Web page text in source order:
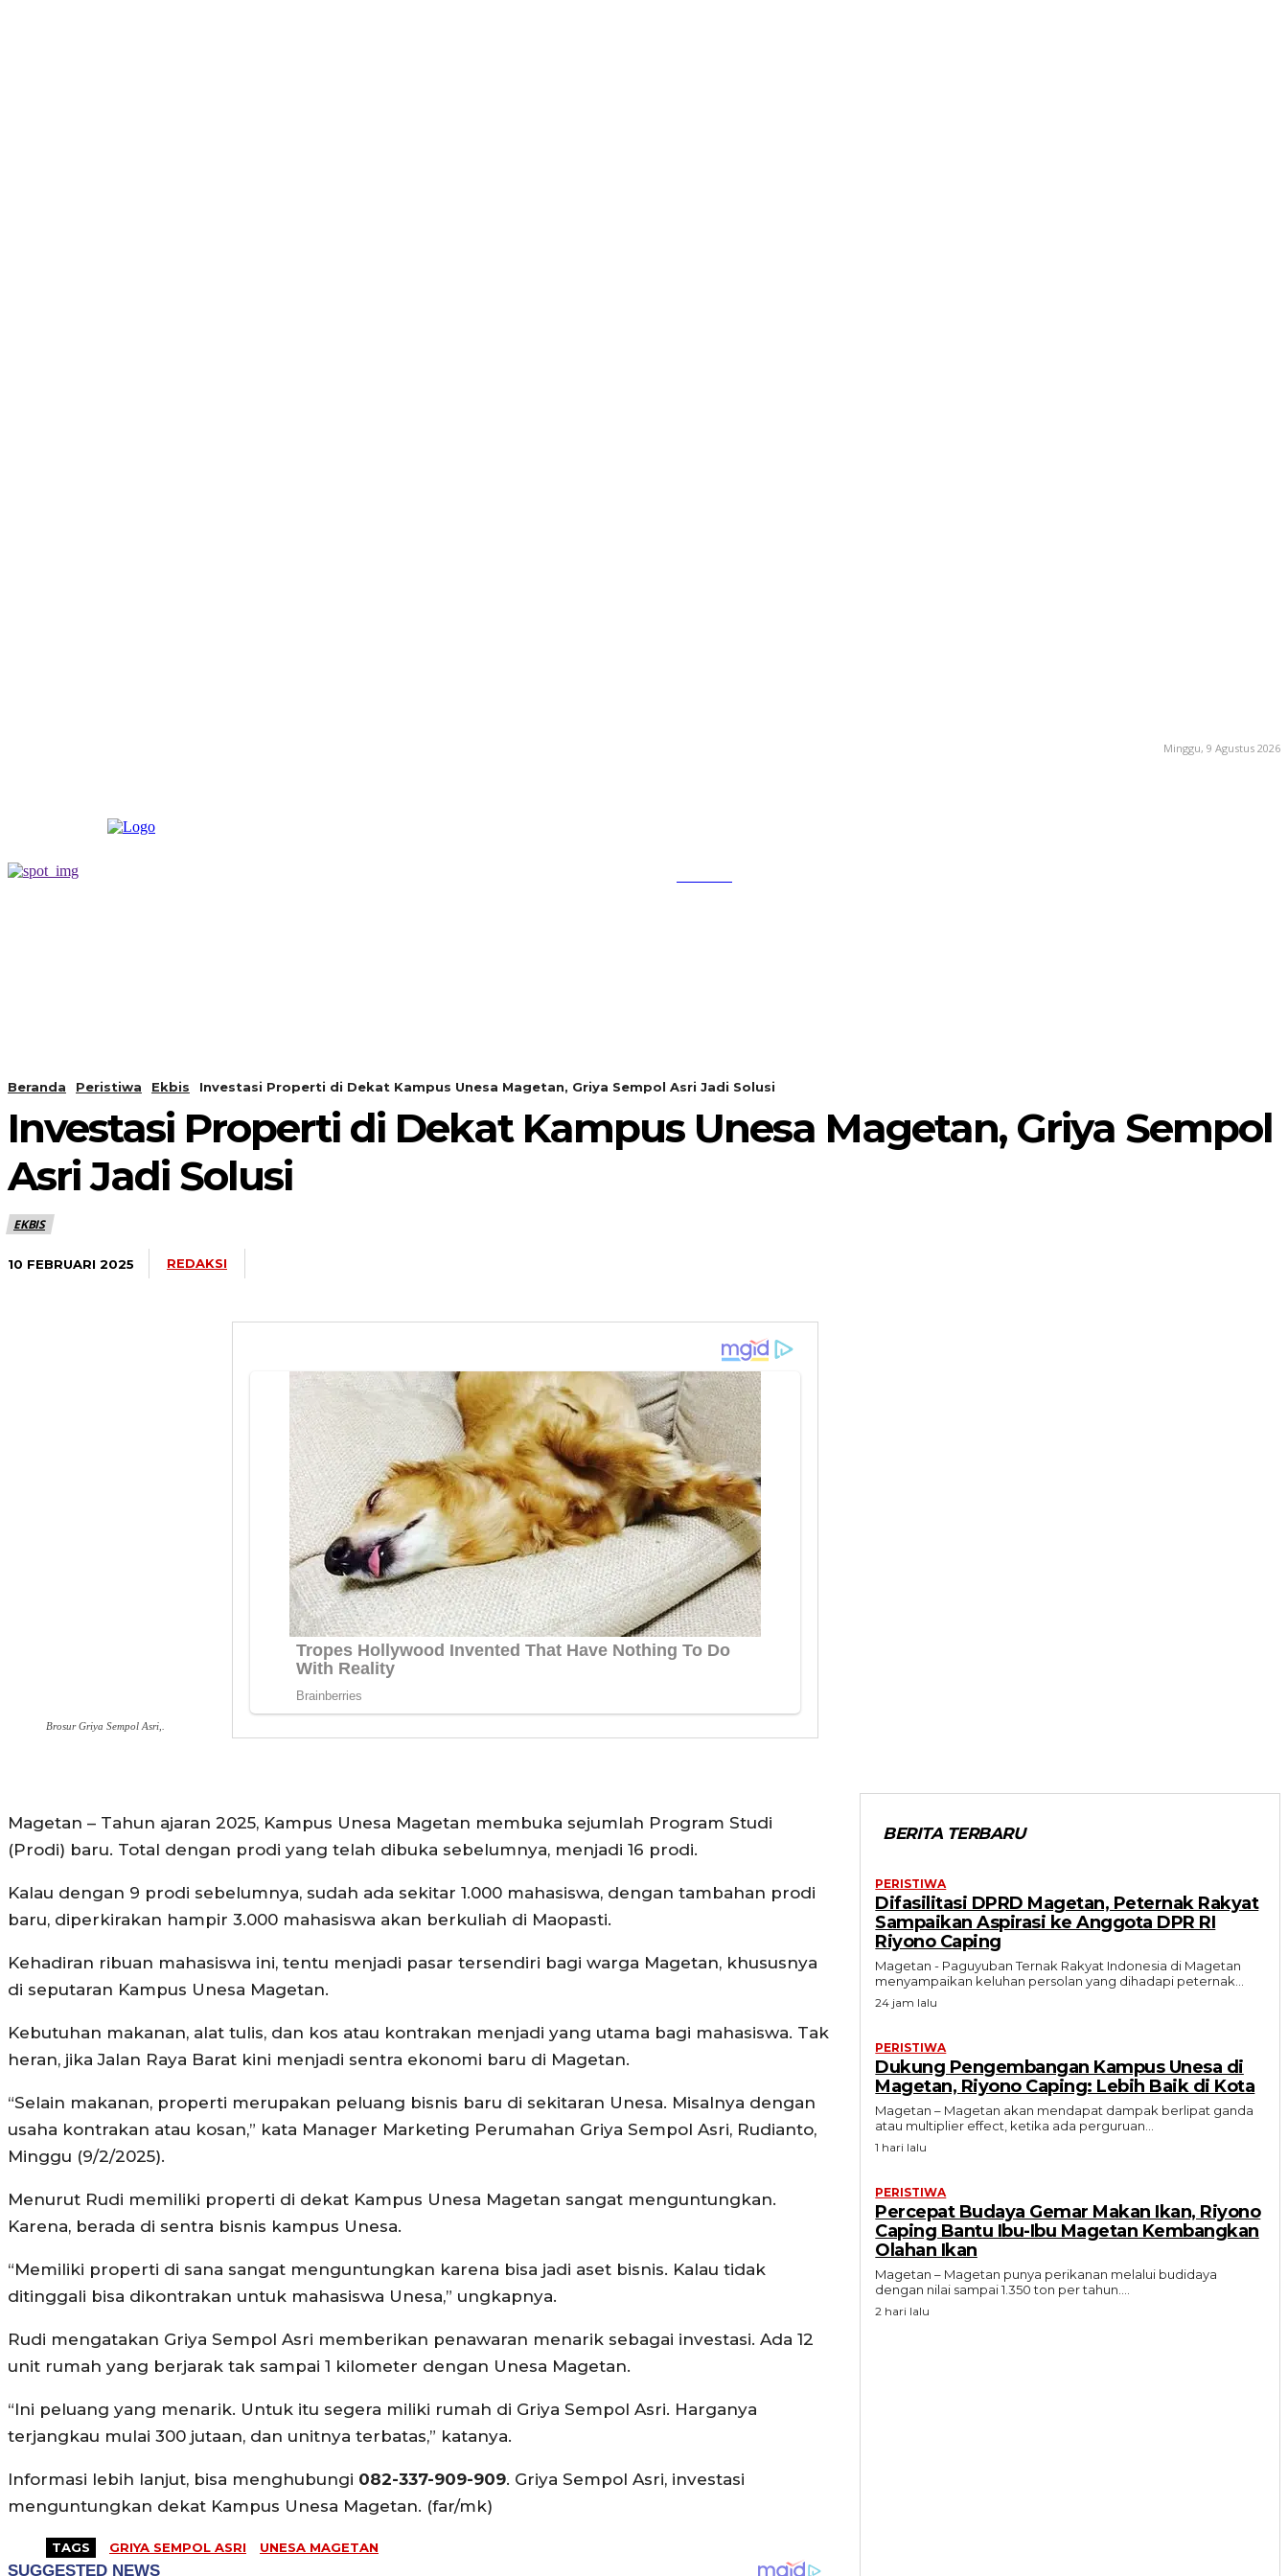
Minggu, 9 Agustus 2026
Beranda Peristiwa Ekbis Investasi Properti di Dekat Kampus Unesa Magetan, Griya Sempol Asri Jadi Solusi
Investasi Properti di Dekat Kampus Unesa Magetan, Griya Sempol
Asri Jadi Solusi
EKBIS
10 FEBRUARI 2025 REDAKSI
Brosur Griya Sempol Asri,.
Magetan – Tahun ajaran 2025, Kampus Unesa Magetan membuka sejumlah Program Studi
(Prodi) baru. Total dengan prodi yang telah dibuka sebelumnya, menjadi 16 prodi.
Kalau dengan 9 prodi sebelumnya, sudah ada sekitar 1.000 mahasiswa, dengan tambahan prodi
baru, diperkirakan hampir 3.000 mahasiswa akan berkuliah di Maopasti.
Kehadiran ribuan mahasiswa ini, tentu menjadi pasar tersendiri bagi warga Magetan, khususnya
di seputaran Kampus Unesa Magetan.
Kebutuhan makanan, alat tulis, dan kos atau kontrakan menjadi yang utama bagi mahasiswa. Tak
heran, jika Jalan Raya Barat kini menjadi sentra ekonomi baru di Magetan.
“Selain makanan, properti merupakan peluang bisnis baru di sekitaran Unesa. Misalnya dengan
usaha kontrakan atau kosan,” kata Manager Marketing Perumahan Griya Sempol Asri, Rudianto,
Minggu (9/2/2025).
Menurut Rudi memiliki properti di dekat Kampus Unesa Magetan sangat menguntungkan.
Karena, berada di sentra bisnis kampus Unesa.
“Memiliki properti di sana sangat menguntungkan karena bisa jadi aset bisnis. Kalau tidak
ditinggali bisa dikontrakan untuk mahasiswa Unesa,” ungkapnya.
Rudi mengatakan Griya Sempol Asri memberikan penawaran menarik sebagai investasi. Ada 12
unit rumah yang berjarak tak sampai 1 kilometer dengan Unesa Magetan.
“Ini peluang yang menarik. Untuk itu segera miliki rumah di Griya Sempol Asri. Harganya
terjangkau mulai 300 jutaan, dan unitnya terbatas,” katanya.
Informasi lebih lanjut, bisa menghubungi 082-337-909-909. Griya Sempol Asri, investasi
menguntungkan dekat Kampus Unesa Magetan. (far/mk)
TAGS GRIYA SEMPOL ASRI UNESA MAGETAN
BERITA TERBARU
PERISTIWA
Difasilitasi DPRD Magetan, Peternak Rakyat
Sampaikan Aspirasi ke Anggota DPR RI
Riyono Caping
Magetan - Paguyuban Ternak Rakyat Indonesia di Magetan
menyampaikan keluhan persolan yang dihadapi peternak...
24 jam lalu
PERISTIWA
Dukung Pengembangan Kampus Unesa di
Magetan, Riyono Caping: Lebih Baik di Kota
Magetan – Magetan akan mendapat dampak berlipat ganda
atau multiplier effect, ketika ada perguruan...
1 hari lalu
PERISTIWA
Percepat Budaya Gemar Makan Ikan, Riyono
Caping Bantu Ibu-Ibu Magetan Kembangkan
Olahan Ikan
Magetan – Magetan punya perikanan melalui budidaya
dengan nilai sampai 1.350 ton per tahun....
2 hari lalu